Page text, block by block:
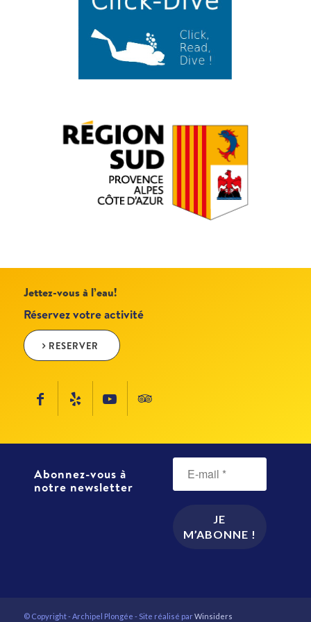
Jettez-vous à l’eau!
Réservez votre activité
RESERVER
Abonnez-vous à
notre newsletter
© Copyright - Archipel Plongée - Site réalisé parWinsiders